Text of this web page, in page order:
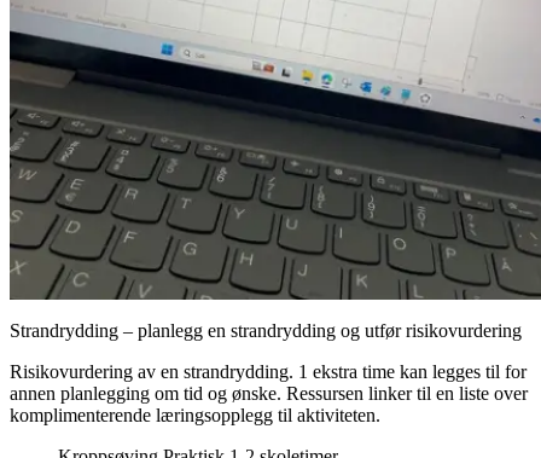
Strandrydding – planlegg en strandrydding og utfør risikovurdering
Risikovurdering av en strandrydding. 1 ekstra time kan legges til for
annen planlegging om tid og ønske. Ressursen linker til en liste over
komplimenterende læringsopplegg til aktiviteten.